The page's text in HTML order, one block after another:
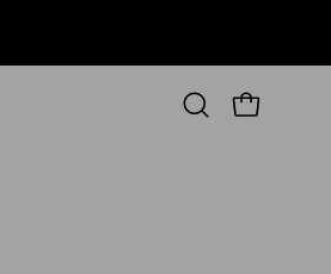
Suchleiste